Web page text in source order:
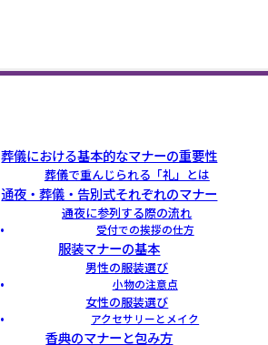
葬儀における基本的なマナーの重要性
葬儀で重んじられる「礼」とは
通夜・葬儀・告別式それぞれのマナー
通夜に参列する際の流れ
受付での挨拶の仕方
服装マナーの基本
男性の服装選び
小物の注意点
女性の服装選び
アクセサリーとメイク
香典のマナーと包み方